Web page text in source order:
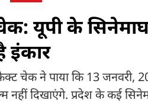
यूपी के
इंकार
चेक ने पाया कि 13 जनवरी,
नहीं दिखाएंगे. प्रदेश के कई